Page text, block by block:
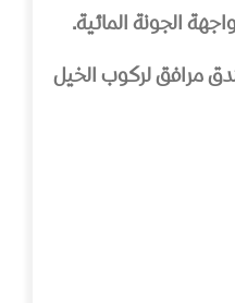
بالقرب من الفندق مرافق لركوب الخيل